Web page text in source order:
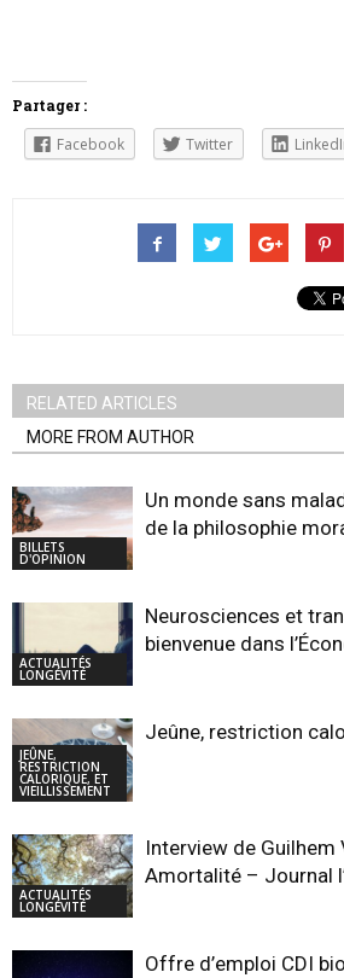
Partager :
Facebook Twitter
RELATED ARTICLES
MORE FROM AUTHOR
BILLETS
D'OPINION
Un monde sans
de la philosophie
ACTUALITÉS
LONGÉVITÉ
Neurosciences et
bienvenue dans
JEÛNE,
RESTRICTION
CALORIQUE, ET
VIEILLISSEMENT
Jeûne, restriction
ACTUALITÉS
LONGÉVITÉ
Interview de Guilhem
Amortalité – Journal
Offre d’emploi CDI